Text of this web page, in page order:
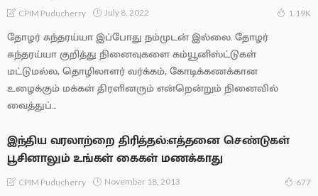
CPIM Puducherry July 8, 2022 1.19K
தோழர் சுந்தரய்யா இப்போது நம்முடன் இல்லை. தோழர்
சுந்தரய்யா குறித்து நினைவுகளை கம்யூனிஸ்ட்டுகள்
மட்டுமல்ல, தொழிலாளர் வர்க்கம், கோடிக்கணக்கான
உழைக்கும் மக்கள் திரளினரும் என்றென்றும் நினைவில்
வைத்துப்...
இந்திய வரலாற்றை திரித்தல்:எத்தனை செண்டுகள்
பூசினாலும் உங்கள் கைகள் மணக்காது
CPIM Puducherry November 18, 2013 677